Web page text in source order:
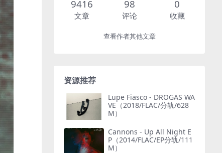
9416
文章
98
评论
0
收藏
查看作者其他文章
资源推荐
Lupe Fiasco - DROGAS WA
VE（2018/FLAC/分轨/628
M）
Cannons - Up All Night E
P（2014/FLAC/EP分轨/111
M）